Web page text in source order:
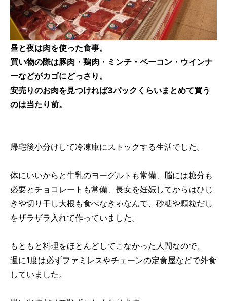
昼と夜は肉を使った食事。
買い物の際は豚肉・鶏肉・ミンチ・ベーコン・ウインナ
ーなどがカゴにどっさり。
安売りのお肉を見つければ3パックくらいまとめて買う
のは当たり前。
帰宅後小分けして冷凍庫にストックする生活でした。
体にいいからと牛乳のヨーグルトも常備、脳には糖分も
必要とチョコレートも常備、長女を妊娠してからはひじ
きや切り干し大根も食べなきゃなんて、砂糖や顆粒だし
をザラザラ入れて作っていました。
もともと料理をほとんどしてこなかった人間なので、
週に1度は必ずファミレスやチェーンの定食屋などで外食
していました。